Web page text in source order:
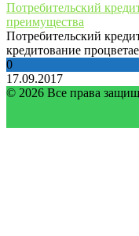
Потребительский
преимущества
Потребительский
кредитование
0
17.09.2017
© 2026 Все права